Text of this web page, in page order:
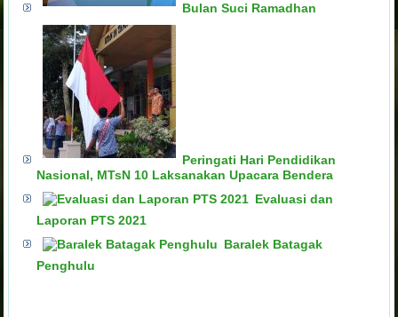
Bulan Suci Ramadhan
Peringati Hari Pendidikan
Nasional, MTsN 10 Laksanakan Upacara Bendera
Evaluasi dan
Laporan PTS 2021
Baralek Batagak
Penghulu